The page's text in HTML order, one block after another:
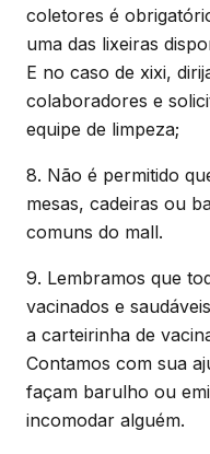
coletores é
uma das lixeiras
E no caso de xixi,
colaboradores e
equipe de limpeza;
8. Não é permitido
mesas, cadeiras ou
comuns do mall.
9. Lembramos que
vacinados e
a carteirinha de
Contamos com sua
façam barulho ou
incomodar alguém.